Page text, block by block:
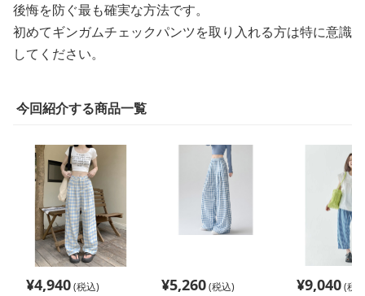
後悔を防ぐ最も確実な方法です。
初めてギンガムチェックパンツを取り入れる方は特に意識
してください。
今回紹介する商品一覧
¥4,940(税込)
¥5,260(税込)
¥9,040(税